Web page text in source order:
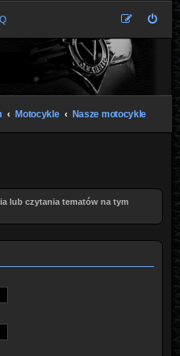
Motocykle Nasze motocykle
lub czytania tematów na tym